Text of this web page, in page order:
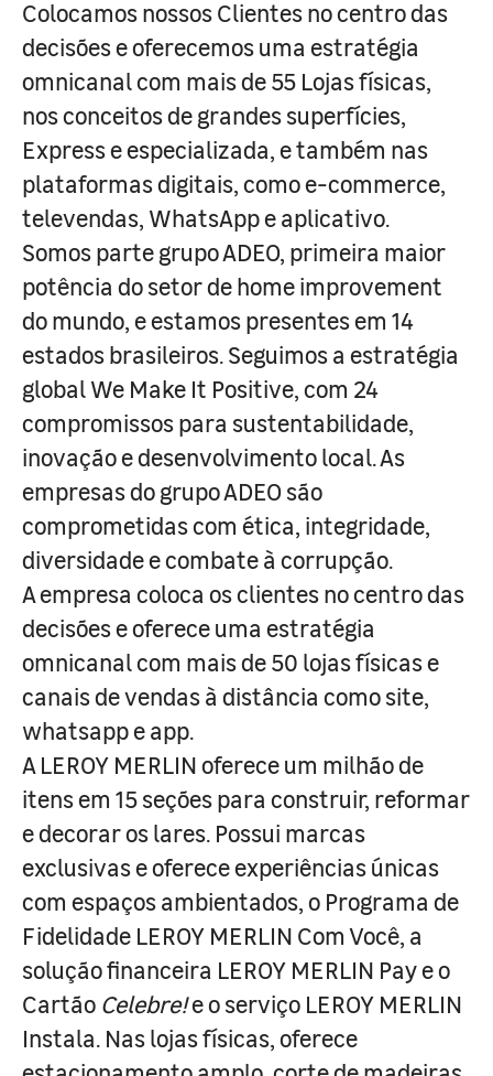
Colocamos nossos Clientes no centro das
decisões e oferecemos uma estratégia
omnicanal com mais de 55 Lojas físicas,
nos conceitos de grandes superfícies,
Express e especializada, e também nas
plataformas digitais, como e-commerce,
televendas, WhatsApp e aplicativo.
Somos parte grupo ADEO, primeira maior
potência do setor de home improvement
do mundo, e estamos presentes em 14
estados brasileiros. Seguimos a estratégia
global We Make It Positive, com 24
compromissos para sustentabilidade,
inovação e desenvolvimento local. As
empresas do grupo ADEO são
comprometidas com ética, integridade,
diversidade e combate à corrupção.
A empresa coloca os clientes no centro das
decisões e oferece uma estratégia
omnicanal com mais de 50 lojas físicas e
canais de vendas à distância como site,
whatsapp e app.
A LEROY MERLIN oferece um milhão de
itens em 15 seções para construir, reformar
e decorar os lares. Possui marcas
exclusivas e oferece experiências únicas
com espaços ambientados, o Programa de
Fidelidade LEROY MERLIN Com Você, a
solução financeira LEROY MERLIN Pay e o
Cartão Celebre!e o serviço LEROY MERLIN
Instala. Nas lojas físicas, oferece